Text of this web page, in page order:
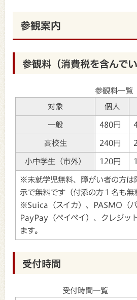
参観案内
参観料（消費税を含んでい
参観料一覧
対象
個人
一般 480円
高校生 240円
小中学生（市外） 120円
※未就学児無料、障がい者の方は
示で無料です（付添の方１名も無
※Suica（スイカ）、PASMO（パ
PayPay（ペイペイ）、クレジッ
ます。
受付時間
受付時間一覧